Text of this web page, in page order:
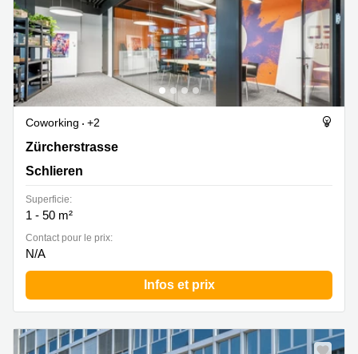
Coworking
+2
Zürcherstrasse 39, Schlieren
Zürcherstrasse
Schlieren
Superficie:
1 - 50 m²
Contact pour le prix:
N/A
Infos et prix